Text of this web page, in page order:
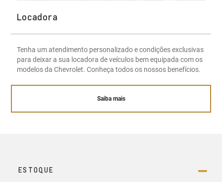
Locadora
Tenha um atendimento personalizado e condições exclusivas
para deixar a sua locadora de veículos bem equipada com os
modelos da Chevrolet. Conheça todos os nossos benefícios.
Saiba mais